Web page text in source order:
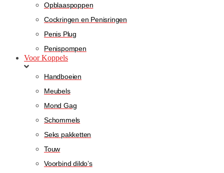
Opblaaspoppen
Cockringen en Penisringen
Penis Plug
Penispompen
Voor Koppels
Handboeien
Meubels
Mond Gag
Schommels
Seks pakketten
Touw
Voorbind dildo’s